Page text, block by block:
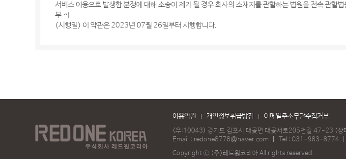
서비스 이용으로 발생한 분쟁에 대해 소송이 제기 될 경우 회사의 소재지를 관할하는 법원을 전속 관할
부 칙
(시행일) 이 약관은 2023년 07월 26일부터 시행합니다.
이용약관 개인정보취급방침 이메일주소무단수집거부
(우:10043) 경기도 김포시 대곶면 대곶서로205번길 47-23 (상
Email : redone8778@naver.com Tel : 031-983-8774
Copyright ⓒ (주)레드원코리아 All rights reserved.